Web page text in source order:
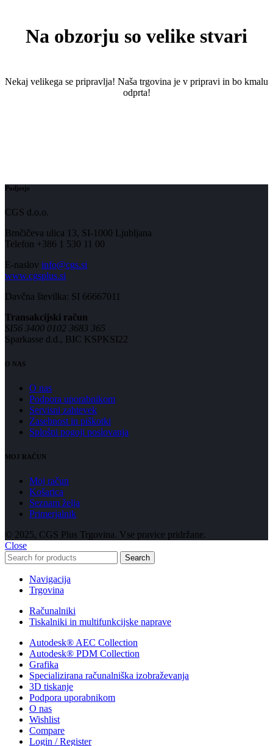
Na obzorju so velike stvari
Nekaj ​​velikega se pripravlja! Naša trgovina je v pripravi in ​​bo kmalu
odprta!
Podjetje
CGS d.o.o.
Brnčičeva ulica 13, SI-1000 Ljubljana
Telefon +386 1 530 11 00
E-naslov info@cgs.si
www.cgsplus.si
Davčna številka: SI 66667011
Transakcijski račun
SI56 3400 0102 3683 365
Sparkasse d.d., BIC KSPKSI22
O NAS
O nas
Podpora uporabnikom
Servisni zahtevek
Zasebnost in piškotki
Splošni pogoji poslovanja
MOJ RAČUN
Moj račun
Košarica
Seznam želja
Primerjalnik
© 2025, CGS Plus Trgovina. Vse pravice pridržane.
Close
Search
Navigacija
Trgovina
Računalniki
Tiskalniki in multifunkcijske naprave
Autodesk® AEC Collection
Autodesk® PDM Collection
Grafika
Specializirana računalniška izobraževanja
3D tiskanje
Podpora uporabnikom
O nas
Wishlist
Compare
Login / Register